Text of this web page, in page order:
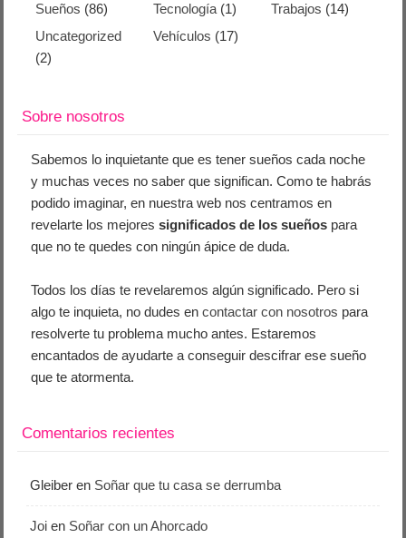
Sueños (86) Tecnología (1) Trabajos (14)
Uncategorized
(2)
Vehículos (17)
Sobre nosotros
Sabemos lo inquietante que es tener sueños cada noche
y muchas veces no saber que significan. Como te habrás
podido imaginar, en nuestra web nos centramos en
revelarte los mejoressignificados de los sueños para
que no te quedes con ningún ápice de duda.
Todos los días te revelaremos algún significado. Pero si
algo te inquieta, no dudes encontactar con nosotros para
resolverte tu problema mucho antes. Estaremos
encantados de ayudarte a conseguir descifrar ese sueño
que te atormenta.
Comentarios recientes
Gleiber en Soñar que tu casa se derrumba
Joi en Soñar con un Ahorcado